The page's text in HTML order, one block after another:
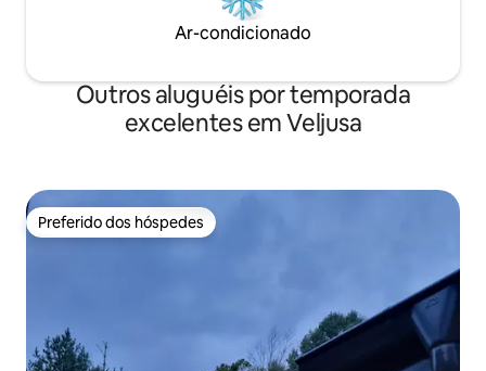
Ar-condicionado
Outros aluguéis por temporada
excelentes em Veljusa
Preferido dos hóspedes
Preferido dos hóspedes